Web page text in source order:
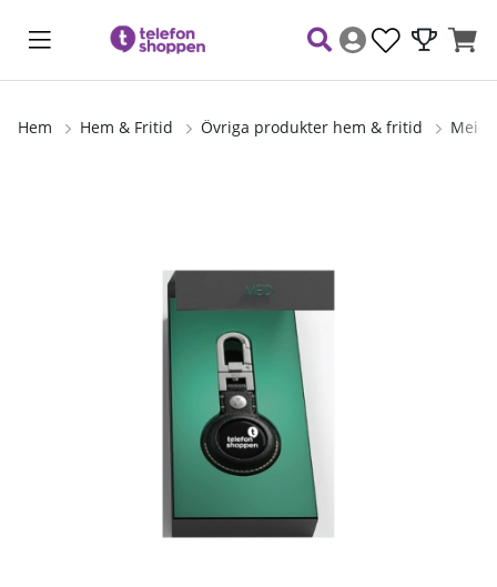
Hem Hem & Fritid Övriga produkter hem & fritid Meid